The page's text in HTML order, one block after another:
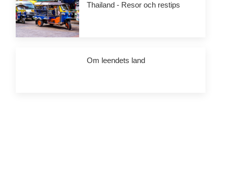
Thailand - Resor och restips
Om leendets land